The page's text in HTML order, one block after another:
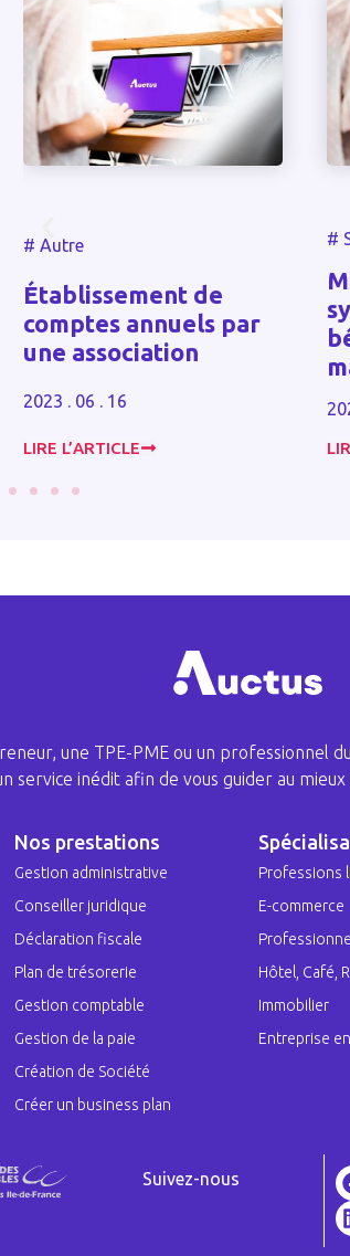
# Autre
Établissement de
comptes annuels par
une association
2023 . 06 . 16
LIRE L’ARTICLE
#
une TPE-PME ou un professionnel
service inédit afin de vous guider au mieux
Nos prestations
Gestion administrative
Conseiller juridique
Déclaration fiscale
Plan de trésorerie
Gestion comptable
Gestion de la paie
Création de Société
Créer un business plan
Professions
E-commerce
Hôtel, Café,
Immobilier
Entreprise
Suivez-nous